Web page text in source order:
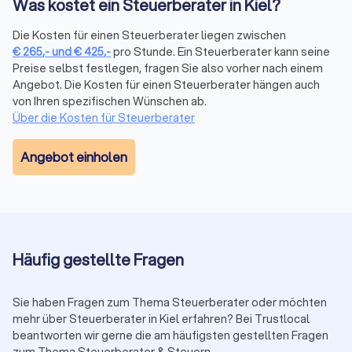
Qualifikation und Spezialisierung:Die Bestellung durch die
Steuerberaterkammer ist die Grundvoraussetzung. Darüber
hinaus verfügen manche Berater über Zusatzqualifikationen
als Fachberater, etwa für Internationales Steuerrecht,
Unternehmensnachfolge oder spezifische Branchen. Prüfen
Sie, ob eine Spezialisierung zu Ihrer Situation passt.
Trustlocal zeigt Ihnen in den Profilen transparent, welche
Qualifikationen und Schwerpunkte jede Kanzlei mitbringt.
Proaktive Beratung statt reiner Abwicklung:
kommt mit Vorschlägen auf Sie zu, weist auf Fristen hin und
ohne unnötiges Fachchinesisch, klare Aussagen zu Kosten
und realistische Einschätzungen zu Ihrer Steuersituation
Digitalisierung und Erreichbarkeit:Moderne Arbeitsweise mit
digitaler Belegübermittlung, zeitgemäßer Software und
angemessene Reaktionszeit auf Anfragen erleichtern die
Was kostet ein Steuerberater in Kiel?
Die Kosten für einen Steuerberater liegen zwischen
€265,-und€425,-pro Stunde. Ein Steuerberater kann seine
Preise selbst festlegen, fragen Sie also vorher nach einem
Angebot. Die Kosten für einen Steuerberater hängen auch
von Ihren spezifischen Wünschen ab.
Über die Kosten für Steuerberater
Angebot einholen
Häufig gestellte Fragen
Sie haben Fragen zum Thema Steuerberater oder möchten
mehr über Steuerberater in Kiel erfahren? Bei Trustlocal
beantworten wir gerne die am häufigsten gestellten Fragen